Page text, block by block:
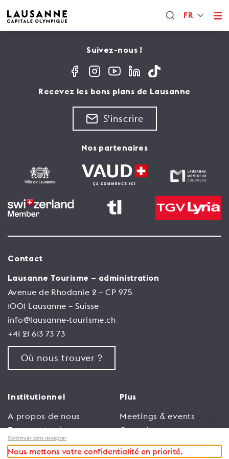
FR
Suivez-nous !
Recevez les bons plans de Lausanne
S'inscrire
Nos partenaires
Contact
Lausanne Tourisme – administration
Avenue de Rhodanie 2 – CP 975
1001 Lausanne – Suisse
info@lausanne-tourisme.ch
+41 21 613 73 73
Où nous trouver ?
Institutionnel
A propos de nous
Espace Membres
Emploi
Plus
Meetings & events
Congrès
Trade
Continuer sans accepter
Nous mettons votre confidentialité en priorité.